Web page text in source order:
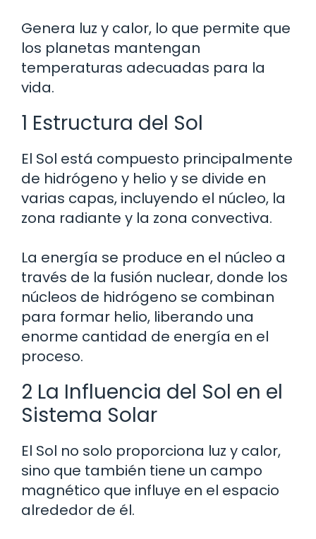
Genera luz y calor, lo que permite que
los planetas mantengan
temperaturas adecuadas para la
vida.
1 Estructura del Sol
El Sol está compuesto principalmente
de hidrógeno y helio y se divide en
varias capas, incluyendo el núcleo, la
zona radiante y la zona convectiva.
La energía se produce en el núcleo a
través de la fusión nuclear, donde los
núcleos de hidrógeno se combinan
para formar helio, liberando una
enorme cantidad de energía en el
proceso.
2 La Influencia del Sol en el
Sistema Solar
El Sol no solo proporciona luz y calor,
sino que también tiene un campo
magnético que influye en el espacio
alrededor de él.